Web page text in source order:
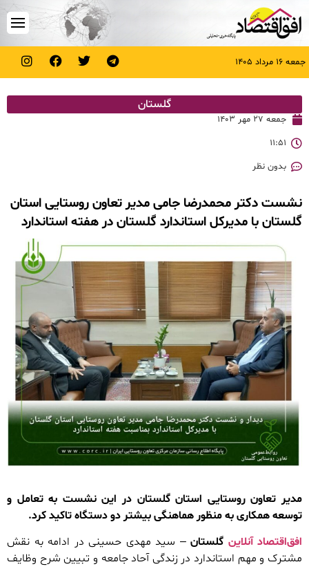
جمعه ۱۶ مرداد ۱۴۰۵
گلستان
جمعه ۲۷ مهر ۱۴۰۳
۱۱:۵۱
بدون نظر
نشست دکتر محمدرضا جامی مدیر تعاون روستایی استان
گلستان با مدیرکل استاندارد گلستان در هفته استاندارد
مدیر تعاون روستایی استان گلستان در این نشست به تعامل و
توسعه همکاری به منظور هماهنگی بیشتر دو دستگاه تاکید کرد.
افق‌اقتصاد آنلاین گلستان – سید مهدی حسینی در ادامه به نقش
مشترک و مهم استاندارد در زندگی آحاد جامعه و تبیین شرح وظایف